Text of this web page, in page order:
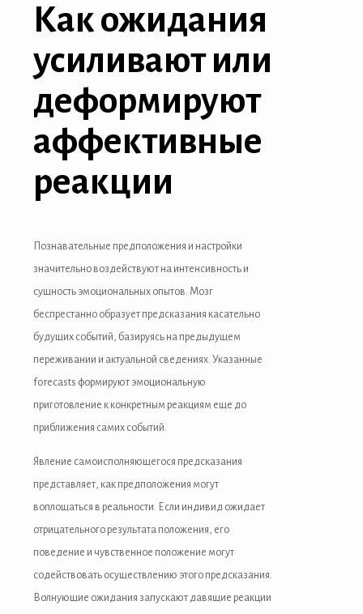
Как ожидания
усиливают или
деформируют
аффективные
реакции
Познавательные предположения и настройки
значительно воздействуют на интенсивность и
сущность эмоциональных опытов. Мозг
беспрестанно образует предсказания касательно
будущих событий, базируясь на предыдущем
переживании и актуальной сведениях. Указанные
forecasts формируют эмоциональную
приготовление к конкретным реакциям еще до
приближения самих событий.
Явление самоисполняющегося предсказания
представляет, как предположения могут
воплощаться в реальности. Если индивид ожидает
отрицательного результата положения, его
поведение и чувственное положение могут
содействовать осуществлению этого предсказания.
Волнующие ожидания запускают давящие реакции